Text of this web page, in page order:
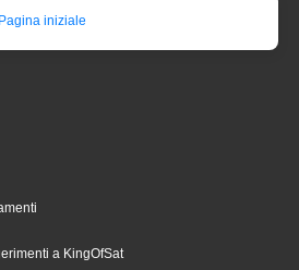
Pagina iniziale
a KingOfSat